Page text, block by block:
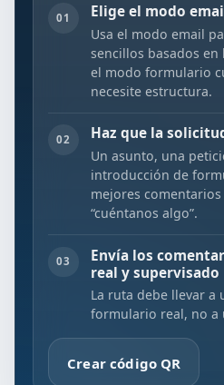
01 Elige el modo
Usa el modo email
sencillos basados
el modo formulario
necesite estructura.
02 Haz que la
Un asunto, una
introducción de
mejores
“cuéntanos algo”.
03
Envía los
real y supervisado
La ruta debe llevar a
formulario real, no a
Crear código QR